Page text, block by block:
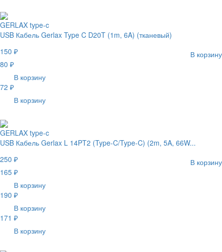
GERLAX type-c
USB Кабель Gerlax Type C D20T (1m, 6A) (тканевый)
150 ₽
В корзину
80 ₽
В корзину
72 ₽
В корзину
GERLAX type-c
USB Кабель Gerlax L 14PT2 (Type-C/Type-C) (2m, 5A, 66W...
250 ₽
В корзину
165 ₽
В корзину
190 ₽
В корзину
171 ₽
В корзину